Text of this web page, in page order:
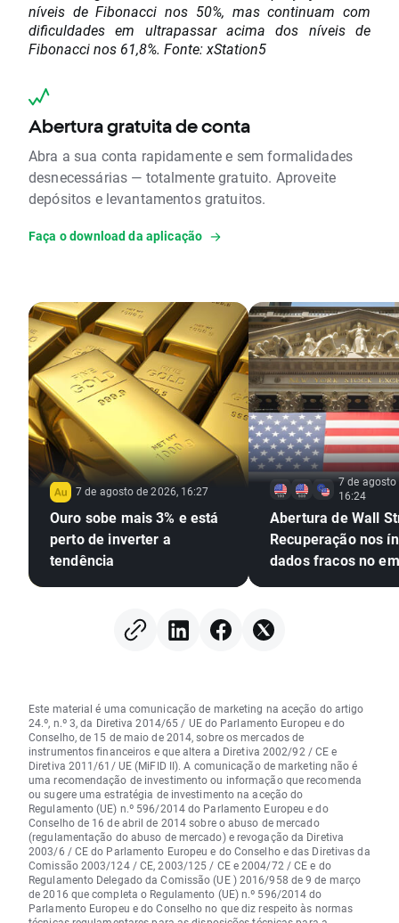
níveis de Fibonacci nos 50%, mas continuam com
dificuldades em ultrapassar acima dos níveis de
Fibonacci nos 61,8%. Fonte: xStation5
Abertura gratuita de conta
Abra a sua conta rapidamente e sem formalidades
desnecessárias — totalmente gratuito. Aproveite
depósitos e levantamentos gratuitos.
Faça o download da aplicação
7 de agosto de 2026, 16:27
Ouro sobe mais 3% e está
perto de inverter a
tendência
7 de agosto
16:24
Abertura de Wall
Recuperação nos
dados fracos no
Este material é uma comunicação de marketing na aceção do artigo
24.º, n.º 3, da Diretiva 2014/65 / UE do Parlamento Europeu e do
Conselho, de 15 de maio de 2014, sobre os mercados de
instrumentos financeiros e que altera a Diretiva 2002/92 / CE e
Diretiva 2011/61/ UE (MiFID II). A comunicação de marketing não é
uma recomendação de investimento ou informação que recomenda
ou sugere uma estratégia de investimento na aceção do
Regulamento (UE) n.º 596/2014 do Parlamento Europeu e do
Conselho de 16 de abril de 2014 sobre o abuso de mercado
(regulamentação do abuso de mercado) e revogação da Diretiva
2003/6 / CE do Parlamento Europeu e do Conselho e das Diretivas da
Comissão 2003/124 / CE, 2003/125 / CE e 2004/72 / CE e do
Regulamento Delegado da Comissão (UE ) 2016/958 de 9 de março
de 2016 que completa o Regulamento (UE) n.º 596/2014 do
Parlamento Europeu e do Conselho no que diz respeito às normas